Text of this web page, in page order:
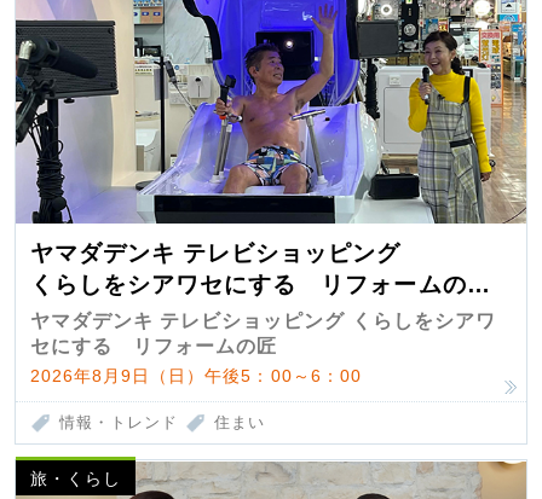
ヤマダデンキ テレビショッピング
くらしをシアワセにする リフォームの
匠 第7弾
ヤマダデンキ テレビショッピング くらしをシアワ
セにする リフォームの匠
2026年8月9日（日）午後5：00～6：00
情報・トレンド 住まい
旅・くらし